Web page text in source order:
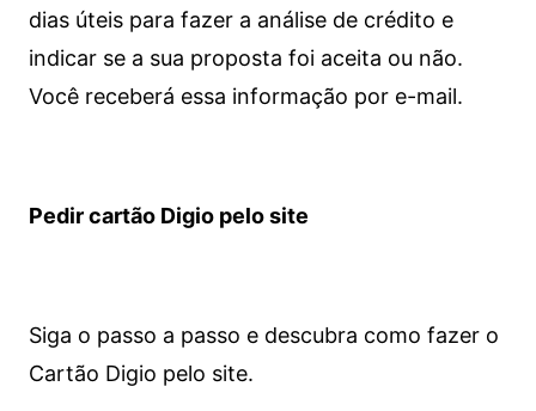
dias úteis para fazer a análise de crédito e
indicar se a sua proposta foi aceita ou não.
Você receberá essa informação por e-mail.
Pedir cartão Digio pelo site
Siga o passo a passo e descubra como fazer o
Cartão Digio pelo site.